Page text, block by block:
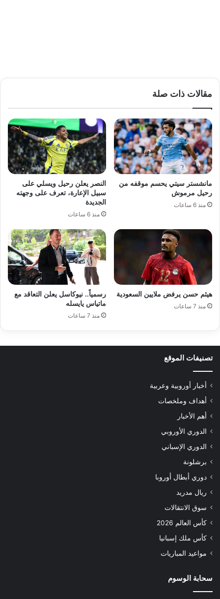
مقالات ذات صلة
مانشستر سيتي يحسم موقفه من
رحيل مرموش
منذ 6 ساعات
النصر يعلن رحيل ويسلي على
سبيل الإعارة، تعرف على وجهته
الجديدة
منذ 6 ساعات
هيثم حسن يرفض ملايين السعودية
منذ 7 ساعات
رسمياً.. نيوكاسل يعلن التعاقد مع
ماتياس يايسله
منذ 7 ساعات
تصنيفات الموقع
أخبار أوروبية وعربية
أهداف وملخصات
أهم الأخبار
الدوري الأوروبي
الدوري الإسباني
برشلونة
دوري أبطال أوروبا
ريال مدريد
سوق الانتقالات
كأس العالم 2026
كأس ملك إسبانيا
مواعيد المباريات
سحابة الوسوم